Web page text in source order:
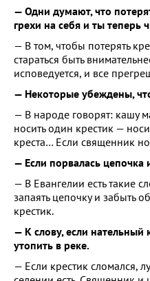
— Одни думают, что
грехи на себя и ты теперь
— В том, чтобы потерять
стараться быть
исповедуется, и все
— Некоторые убеждены,
— В народе говорят: кашу
носить один крестик —
креста… Если священник
— Если порвалась цепочка
— В Евангелии есть такие
запаять цепочку и забыть
крестик.
— К слову, если нательный
утопить в реке.
— Если крестик сломался,